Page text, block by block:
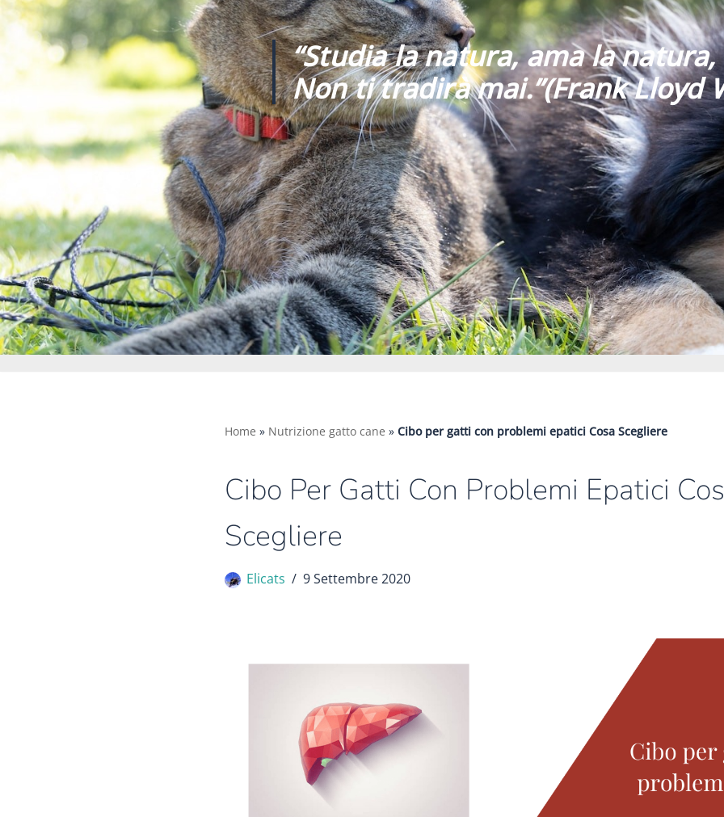
“Studia la natura, ama la
Non ti tradirà mai.”(Frank Lloyd
Home » Nutrizione gatto cane » Cibo per gatti con problemi epatici Cosa Scegliere
Cibo Per Gatti Con Problemi Epatici
Scegliere
Elicats 9 Settembre 2020